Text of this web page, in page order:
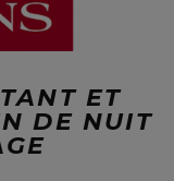
ET
DE NUIT